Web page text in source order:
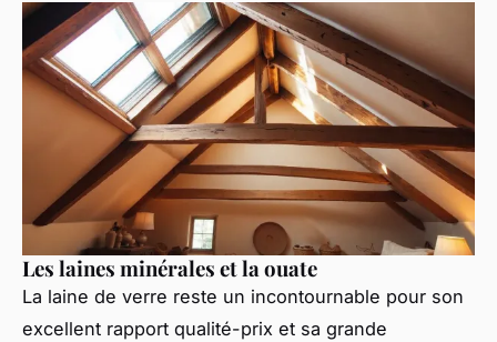
Les laines minérales et la ouate
La laine de verre reste un incontournable pour son
excellent rapport qualité-prix et sa grande